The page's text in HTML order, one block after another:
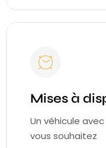
Mises à
Un véhicule
vous souhaitez